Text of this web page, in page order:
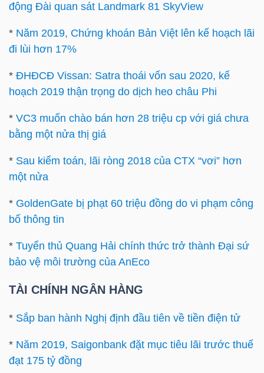
động Đài quan sát Landmark 81 SkyView
* Năm 2019, Chứng khoán Bản Việt lên kế hoạch lãi
đi lùi hơn 17%
* ĐHĐCĐ Vissan: Satra thoái vốn sau 2020, kế
hoạch 2019 thận trọng do dịch heo châu Phi
* VC3 muốn chào bán hơn 28 triệu cp với giá chưa
bằng một nửa thị giá
* Sau kiểm toán, lãi ròng 2018 của CTX “vơi” hơn
một nửa
* GoldenGate bị phạt 60 triệu đồng do vi phạm công
bố thông tin
* Tuyển thủ Quang Hải chính thức trở thành Đại sứ
bảo vệ môi trường của AnEco
TÀI CHÍNH NGÂN HÀNG
* Sắp ban hành Nghị định đầu tiên về tiền điện tử
* Năm 2019, Saigonbank đặt mục tiêu lãi trước thuế
đạt 175 tỷ đồng
NĂNG
LƯỢNG
NGUYÊN
VẬT
CÔNG
NGHIỆP
TIÊU
KHÔNG
THIẾT